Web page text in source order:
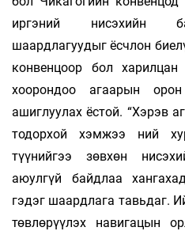
иргэний нисэхийн
шаардлагуудыг ёсчлон
конвенцоор бол
хоорондоо агаарын
ашиглуулах ёстой. “Хэрэв
тодорхой хэмжээ ний
түүнийгээ зөвхөн
аюулгүй байдлаа
гэдэг шаардлага тавьдаг.
төвлөрүүлэх навигацын